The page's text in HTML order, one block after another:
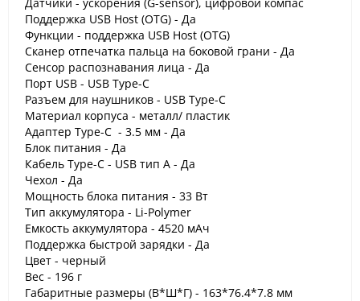
Поддержка USB Host (OTG) - Да
Функции - поддержка USB Host (OTG)
Сканер отпечатка пальца на боковой грани - Да
Сенсор распознавания лица - Да
Порт USB - USB Type-C
Разъем для наушников - USB Type-C
Материал корпуса - металл/ пластик
Адаптер Type-C - 3.5 мм - Да
Блок питания - Да
Кабель Type-C - USB тип А - Да
Чехол - Да
Мощность блока питания - 33 Вт
Тип аккумулятора - Li-Polymer
Емкость аккумулятора - 4520 мАч
Поддержка быстрой зарядки - Да
Цвет - черный
Вес - 196 г
Габаритные размеры (В*Ш*Г) - 163*76.4*7.8 мм